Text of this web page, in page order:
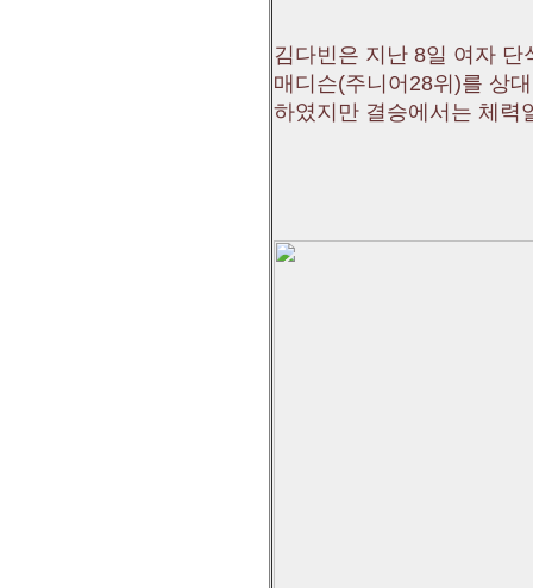
김다빈은 지난 8일 여자
매디슨(주니어28위)를 상
하였지만 결승에서는 체력